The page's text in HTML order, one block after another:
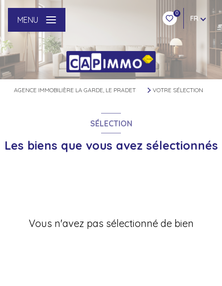
0
FR
MENU
AGENCE IMMOBILIÈRE LA GARDE, LE PRADET VOTRE SÉLECTION
SÉLECTION
Les biens que vous avez sélectionnés
Vous n'avez pas sélectionné de bien